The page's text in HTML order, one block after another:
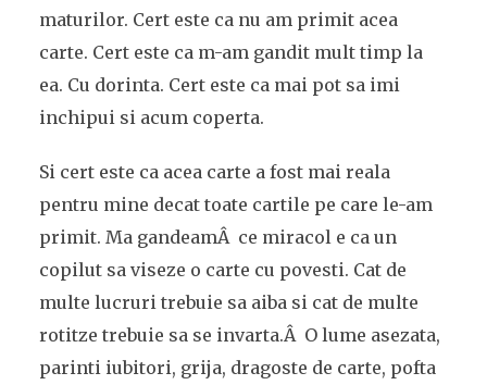
maturilor. Cert este ca nu am primit acea
carte. Cert este ca m-am gandit mult timp la
ea. Cu dorinta. Cert este ca mai pot sa imi
inchipui si acum coperta.
Si cert este ca acea carte a fost mai reala
pentru mine decat toate cartile pe care le-am
primit. Ma gandeamÂ ce miracol e ca un
copilut sa viseze o carte cu povesti. Cat de
multe lucruri trebuie sa aiba si cat de multe
rotitze trebuie sa se invarta.Â O lume asezata,
parinti iubitori, grija, dragoste de carte, pofta